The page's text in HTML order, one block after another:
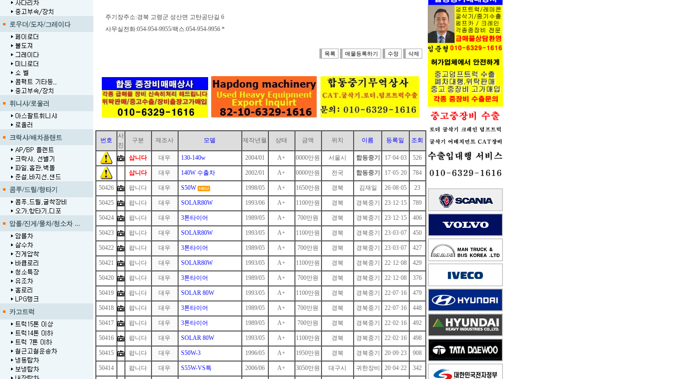
주기장주소:경북 고령군 성산면 고탄공단길 6
사무실전화:054-954-9955/팩스:054-954-9956 *
목록 매물등록하기 수정 삭제
번호
사
진
구분 제조사 모델 제작년월 상태 금액 위치 이름 등록일 조회
삽니다 대우 130-140w 2004/01 A+ 0000만원 서울시 합동중기 17·04·03 526
삽니다 대우 140W 수출차 2002/01 A+ 0000만원 전국 합동중기 17·05·20 784
50426 팝니다 대우 S50W 1998/05 A+ 1650만원 경북 김재일 26·08·05 23
50425 팝니다 대우 SOLAR80W 1993/06 A+ 1100만원 경북 경북중기 23·12·15 789
50424 팝니다 대우 3톤타이어 1989/05 A+ 700만원 경북 경북중기 23·12·15 406
50423 팝니다 대우 SOLAR80W 1993/05 A+ 1100만원 경북 경북중기 23·03·07 450
50422 팝니다 대우 3톤타이어 1989/05 A+ 700만원 경북 경북중기 23·03·07 427
50421 팝니다 대우 SOLAR80W 1993/05 A+ 1100만원 경북 경북중기 22·12·08 429
50420 팝니다 대우 3톤타이어 1989/05 A+ 700만원 경북 경북중기 22·12·08 376
50419 팝니다 대우 SOLAR 80W 1993/05 A+ 1100만원 경북 경북중기 22·07·16 479
50418 팝니다 대우 3톤타이어 1989/05 A+ 700만원 경북 경북중기 22·07·16 448
50417 팝니다 대우 3톤타이어 1989/05 A+ 700만원 경북 경북중기 22·02·16 492
50416 팝니다 대우 SOLAR 80W 1993/05 A+ 1100만원 경북 경북중기 22·02·16 498
50415 팝니다 대우 S50W-3 1996/05 A+ 1950만원 경북 경북중기 20·09·23 908
50414 팝니다 대우 S55W-VS특 2006/06 A+ 3050만원 대구시 귀한장비 20·04·22 342